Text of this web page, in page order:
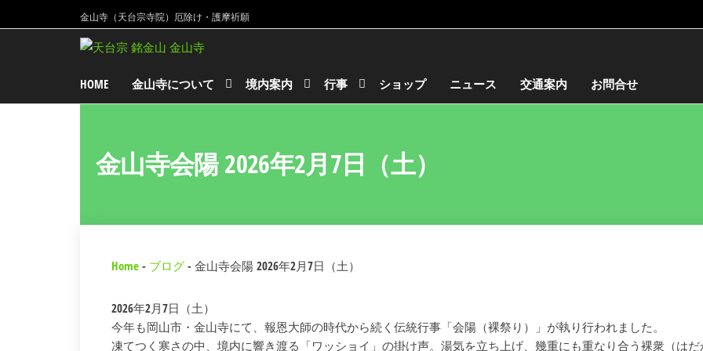
金山寺（天台宗寺院）厄除け・護摩祈願
山
寺
寺
院
HOME 金山寺について 境内案内 行事 ショップ ニュース 交通案内 お問合せ
金山寺会陽 2026年2月7日（土）
Home - ブログ - 金山寺会陽 2026年2月7日（土）
2026年2月7日（土）
今年も岡山市・金山寺にて、報恩大師の時代から続く伝統行事「会陽（裸祭り）」が執り行われました。
凍てつく寒さの中、境内に響き渡る「ワッショイ」の掛け声。湯気を立ち上げ、幾重にも重なり合う裸衆（はだ